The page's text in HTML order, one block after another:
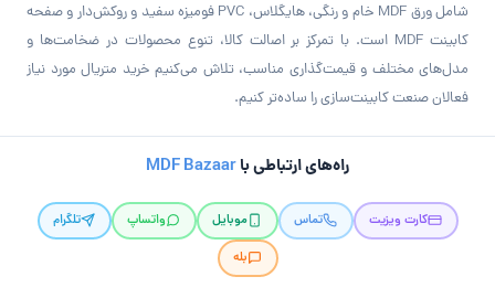
شامل ورق MDF خام و رنگی، هایگلاس، PVC فومیزه سفید و روکش‌دار و صفحه
کابینت MDF است. با تمرکز بر اصالت کالا، تنوع محصولات در ضخامت‌ها و
مدل‌های مختلف و قیمت‌گذاری مناسب، تلاش می‌کنیم خرید متریال مورد نیاز
فعالان صنعت کابینت‌سازی را ساده‌تر کنیم.
راه‌های ارتباطی باMDF Bazaar
کارت ویزیت تماس موبایل واتساپ
تلگرام
بله